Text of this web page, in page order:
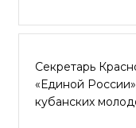
Секретарь
«Единой
кубанских